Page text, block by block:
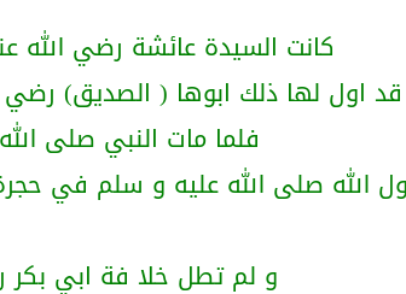
كانت السيدة عائشة رضي الله
اول لها ذلك ابوها ( الصديق)
فلما مات النبي صلى
الله صلى الله عليه و سلم في
و لم تطل خلا فة ابي بكر